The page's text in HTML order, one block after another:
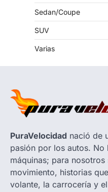
Sedan/Coupe
SUV
Varias
PuraVelocidad nació de
pasión por los autos.
máquinas; para
movimiento, historias
volante, la carrocería y